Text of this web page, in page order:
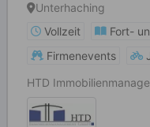
Unterhaching
Vollzeit
Fort-
Firmenevents
HTD